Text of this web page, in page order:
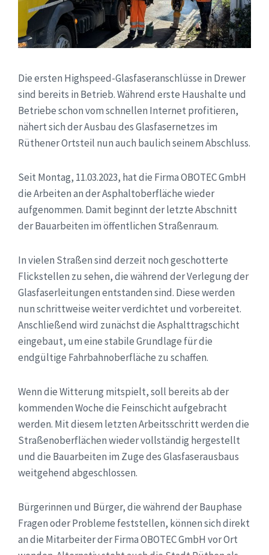
Die ersten Highspeed-Glasfaseranschlüsse in Drewer
sind bereits in Betrieb. Während erste Haushalte und
Betriebe schon vom schnellen Internet profitieren,
nähert sich der Ausbau des Glasfasernetzes im
Rüthener Ortsteil nun auch baulich seinem Abschluss.
Seit Montag, 11.03.2023, hat die Firma OBOTEC GmbH
die Arbeiten an der Asphaltoberfläche wieder
aufgenommen. Damit beginnt der letzte Abschnitt
der Bauarbeiten im öffentlichen Straßenraum.
In vielen Straßen sind derzeit noch geschotterte
Flickstellen zu sehen, die während der Verlegung der
Glasfaserleitungen entstanden sind. Diese werden
nun schrittweise weiter verdichtet und vorbereitet.
Anschließend wird zunächst die Asphalttragschicht
eingebaut, um eine stabile Grundlage für die
endgültige Fahrbahnoberfläche zu schaffen.
Wenn die Witterung mitspielt, soll bereits ab der
kommenden Woche die Feinschicht aufgebracht
werden. Mit diesem letzten Arbeitsschritt werden die
Straßenoberflächen wieder vollständig hergestellt
und die Bauarbeiten im Zuge des Glasfaserausbaus
weitgehend abgeschlossen.
Bürgerinnen und Bürger, die während der Bauphase
Fragen oder Probleme feststellen, können sich direkt
an die Mitarbeiter der Firma OBOTEC GmbH vor Ort